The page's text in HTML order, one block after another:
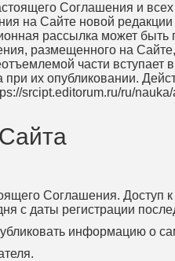
Соглашения и
на Сайте новой
рассылка может быть
размещенного на
части вступает
их опубликовании.
srcipt.editorum.ru/ru/
Соглашения. Доступ
с даты регистрации
информацию о